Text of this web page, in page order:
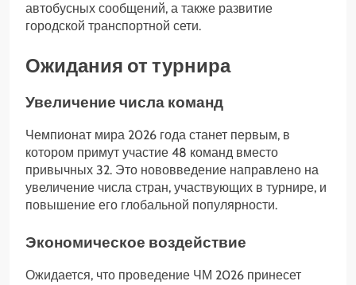
автобусных сообщений, а также развитие
городской транспортной сети.
Ожидания от турнира
Увеличение числа команд
Чемпионат мира 2026 года станет первым, в
котором примут участие 48 команд вместо
привычных 32. Это нововведение направлено на
увеличение числа стран, участвующих в турнире, и
повышение его глобальной популярности.
Экономическое воздействие
Ожидается, что проведение ЧМ 2026 принесет